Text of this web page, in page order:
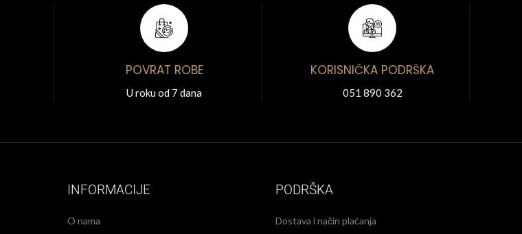
POVRAT ROBE
U roku od 7 dana
KORISNIČKA PODRŠKA
051 890 362
INFORMACIJE
O nama
PODRŠKA
Dostava i način plaćanja